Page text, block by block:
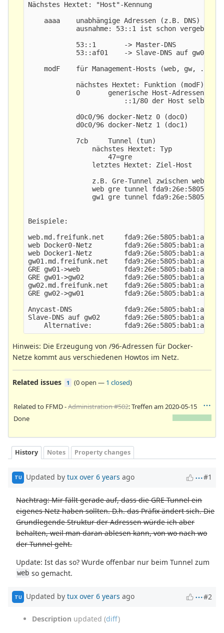
Nächstes Hextet: "Host"-Kennung
    aaaa    unabhängige Adressen (z.B. DNS)
            ausnahme: 53::1 ist schon vergeben
            53::1       -> Master-DNS
            53::af01    -> Slave-DNS auf gw01
    modF    für Management-Hosts (web, gw, ....)
            nächstes Hextet: Funktion (modF)
            0       generische Host-Adressen
::1/80 der Host selbst,
            d0c0/96 docker-Netz 0 (doc0)
            d0c0/96 docker-Netz 1 (doc1)
            7cb     Tunnel (tun)
                nächstes Hextet: Typ
                    47=gre
                letztes Hextet: Ziel-Host
z.B. Gre-Tunnel zwischen web zu
web gre tunnel
gw1 gre tunnel
Beispiele:
web.md.freifunk.net
web Docker0-Netz
web Docker1-Netz
gw01.md.freifunk.net
GRE gw01->web
GRE gw01->gw02
gw02.md.freifunk.net
GRE gw02->gw01
Anycast-DNS
Slave-DNS auf gw02
Hinweis: Die Erzeugung von /96-Adressen für Docker-
Netze kommt aus verschiedenen Howtos im Netz.
Related issues 1 (0 open — 1 closed)
Related to FFMD -Administration #502: Treffen am 2020-05-15
Done
History Notes Property changes
TU Updated by tux over 6 years ago #1
Nachtrag: Mir fällt gerade auf, dass die GRE-Tunnel ein
eigenes Netz haben sollten. D.h. das Präfix ändert sich. Die
Grundlegende Struktur der Adressen würde ich aber
behalten, weil man daran ablesen kann, von wo nach wo
der Tunnel geht.
Update: Ist das so? Wurde offenbar nur beim Tunnel zum
web so gemacht.
TU Updated by tux over 6 years ago #2
Description updated (diff)